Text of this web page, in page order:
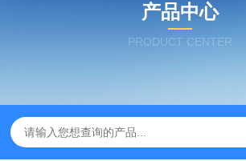
产品中心
PRODUCT CENTER